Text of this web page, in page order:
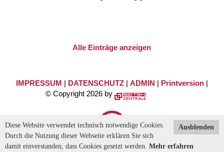
Alle Einträge anzeigen
IMPRESSUM | DATENSCHUTZ| ADMIN | Printversion|
© Copyright 2026 by
Ausblenden
Diese Website verwendet technisch notwendige Cookies.
Durch die Nutzung dieser Webseite erklären Sie sich
damit einverstanden, dass Cookies gesetzt werden. Mehr erfahren